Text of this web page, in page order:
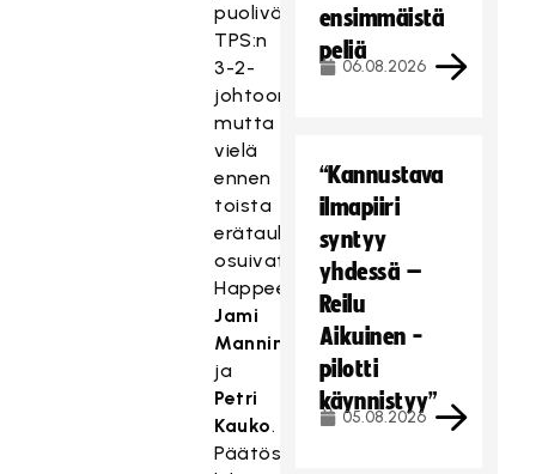
puolivälissä
TPS:n
3-2-
johtoon,
mutta
vielä
ennen
toista
erätaukoa
osuivat
Happeelle
Jami
Manninen
ja
Petri
Kauko.
Päätösjaksolla
ensimmäistä
peliä
06.08.2026
“Kannustava
ilmapiiri
syntyy
yhdessä –
Reilu
Aikuinen -
pilotti
käynnistyy”
05.08.2026